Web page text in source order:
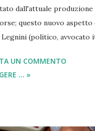
dall'attuale produzione
questo nuovo aspetto
(politico, avvocato
crescita dell’Italia, delle
per il lavoro . A far scattare
UN COMMENTO
... »